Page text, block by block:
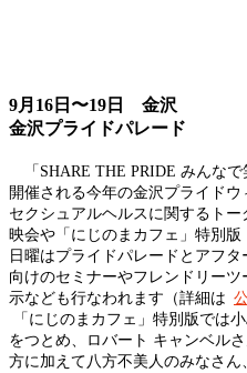
9月16日〜19日 金沢
金沢プライドパレード
「SHARE THE PRIDE みんな
開催される今年の金沢プライド
セクシュアルヘルスに関するト
映会や「にじのまカフェ」特別
日曜はプライドパレードとアフ
向けのセミナーやフレンドリー
示なども行なわれます（詳細は
「にじのまカフェ」特別版では
をつとめ、ロバート キャンベル
方に加えて八方不美人のみなさ